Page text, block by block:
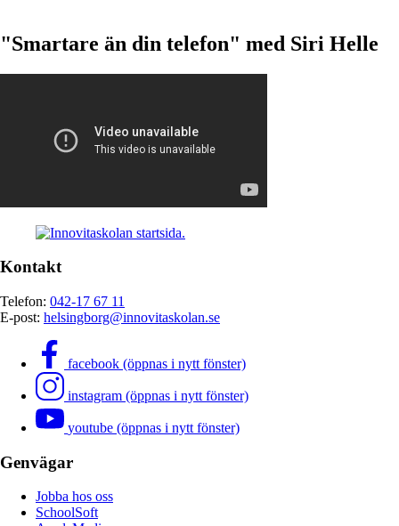
"Smartare än din telefon" med Siri Helle
Kontakt
Telefon: 042-17 67 11
E-post: helsingborg@innovitaskolan.se
facebook (öppnas i nytt fönster)
instagram (öppnas i nytt fönster)
youtube (öppnas i nytt fönster)
Genvägar
Jobba hos oss
SchoolSoft